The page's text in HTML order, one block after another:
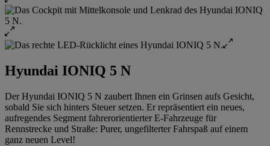
Hyundai IONIQ 5 N
Der Hyundai IONIQ 5 N zaubert Ihnen ein Grinsen aufs Gesicht,
sobald Sie sich hinters Steuer setzen. Er repräsentiert ein neues,
aufregendes Segment fahrerorientierter E-Fahrzeuge für
Rennstrecke und Straße: Purer, ungefilterter Fahrspaß auf einem
ganz neuen Level!